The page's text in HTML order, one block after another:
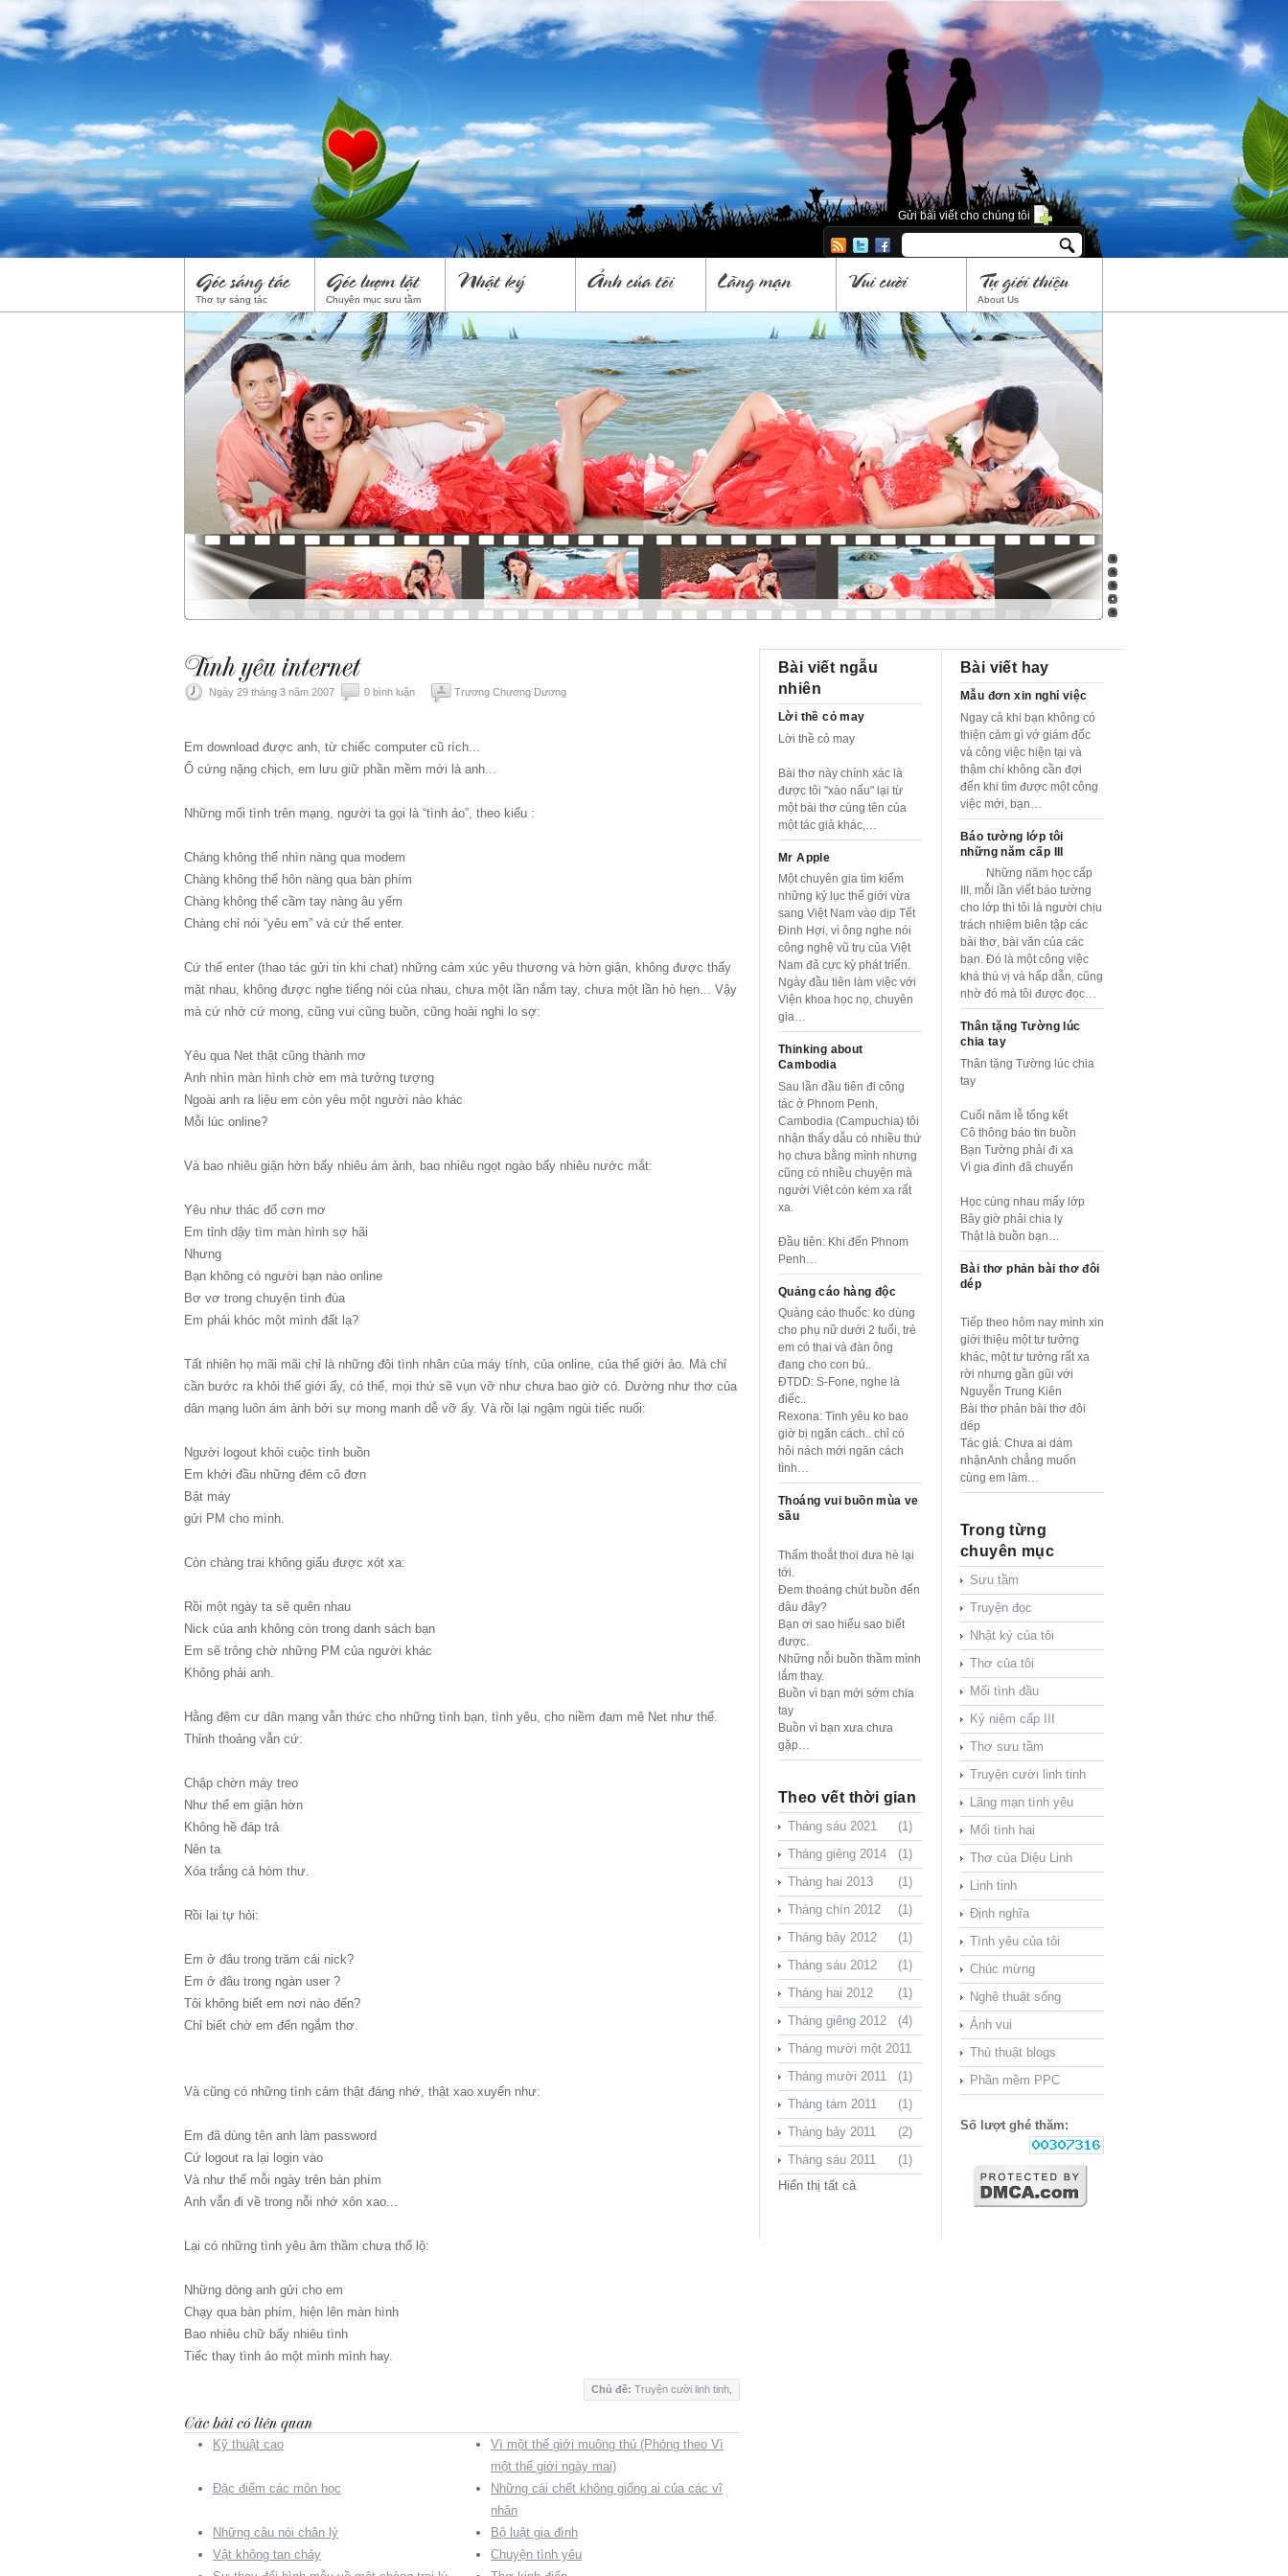
Thơ tự sáng tác Chuyên mục sưu tầm About Us
Gửi bài viết cho chúng tôi
Ngày 29 tháng 3 năm 2007 0 bình luận Trương Chương Dương
Em download được anh, từ chiếc computer cũ rích...
Ổ cứng nặng chịch, em lưu giữ phần mềm mới là anh...
Những mối tình trên mạng, người ta gọi là “tình ảo”, theo kiểu :
Chàng không thể nhìn nàng qua modem
Chàng không thể hôn nàng qua bàn phím
Chàng không thể cầm tay nàng âu yếm
Chàng chỉ nói “yêu em” và cứ thế enter.
Cứ thế enter (thao tác gửi tin khi chat) những cảm xúc yêu thương và hờn giận, không được thấy
mặt nhau, không được nghe tiếng nói của nhau, chưa một lần nắm tay, chưa một lần hò hẹn... Vậy
mà cứ nhớ cứ mong, cũng vui cũng buồn, cũng hoài nghi lo sợ:
Yêu qua Net thật cũng thành mơ
Anh nhìn màn hình chờ em mà tưởng tượng
Ngoài anh ra liệu em còn yêu một người nào khác
Mỗi lúc online?
Và bao nhiêu giận hờn bấy nhiêu ám ảnh, bao nhiêu ngọt ngào bấy nhiêu nước mắt:
Yêu như thác đổ cơn mơ
Em tỉnh dậy tìm màn hình sợ hãi
Nhưng
Bạn không có người bạn nào online
Bơ vơ trong chuyện tình đùa
Em phải khóc một mình đất lạ?
Tất nhiên họ mãi mãi chỉ là những đôi tình nhân của máy tính, của online, của thế giới ảo. Mà chỉ
cần bước ra khỏi thế giới ấy, có thể, mọi thứ sẽ vụn vỡ như chưa bao giờ có. Dường như thơ của
dân mạng luôn ám ảnh bởi sự mong manh dễ vỡ ấy. Và rồi lại ngậm ngùi tiếc nuối:
Người logout khỏi cuộc tình buồn
Em khởi đầu những đêm cô đơn
Bật máy
gửi PM cho mình.
Còn chàng trai không giấu được xót xa:
Rồi một ngày ta sẽ quên nhau
Nick của anh không còn trong danh sách bạn
Em sẽ trông chờ những PM của người khác
Không phải anh.
Hằng đêm cư dân mạng vẫn thức cho những tình bạn, tình yêu, cho niềm đam mê Net như thế.
Thỉnh thoảng vẫn cứ:
Chập chờn máy treo
Như thể em giận hờn
Không hề đáp trả
Nên ta
Xóa trắng cả hòm thư.
Rồi lại tự hỏi:
Em ở đâu trong trăm cái nick?
Em ở đâu trong ngàn user ?
Tôi không biết em nơi nào đến?
Chỉ biết chờ em đến ngắm thơ.
Và cũng có những tình cảm thật đáng nhớ, thật xao xuyến như:
Em đã dùng tên anh làm password
Cứ logout ra lại login vào
Và như thế mỗi ngày trên bàn phím
Anh vẫn đi về trong nỗi nhớ xôn xao...
Lại có những tình yêu âm thầm chưa thổ lộ:
Những dòng anh gửi cho em
Chạy qua bàn phím, hiện lên màn hình
Bao nhiêu chữ bấy nhiêu tình
Tiếc thay tình ảo một mình mình hay.
Chủ đề: Truyện cười linh tinh
Kỹ thuật cao
Vì một thế giới muông thú (Phỏng theo Vì
một thế giới ngày mai)
Đặc điểm các môn học
Những cái chết không giống ai của các vĩ
nhân
Những câu nói chân lý
Bộ luật gia đình
Vật không tan chảy
Chuyện tình yêu
Bài viết ngẫu
nhiên
Lời thề cỏ may
Lời thề cỏ may
Bài thơ này chính xác là
được tôi "xào nấu" lại từ
một bài thơ cùng tên của
một tác giả khác,…
Mr Apple
Một chuyên gia tìm kiếm
những kỷ lục thế giới vừa
sang Việt Nam vào dịp Tết
Đinh Hợi, vì ông nghe nói
công nghệ vũ trụ của Việt
Nam đã cực kỳ phát triển.
Ngày đầu tiên làm việc với
Viện khoa học nọ, chuyên
gia…
Thinking about
Cambodia
Sau lần đầu tiên đi công
tác ở Phnom Penh,
Cambodia (Campuchia) tôi
nhận thấy dẫu có nhiều thứ
họ chưa bằng mình nhưng
cũng có nhiều chuyện mà
người Việt còn kém xa rất
xa.
Đầu tiên: Khi đến Phnom
Penh…
Quảng cáo hàng độc
Quảng cáo thuốc: ko dùng
cho phụ nữ dưới 2 tuổi, trẻ
em có thai và đàn ông
đang cho con bú..
ĐTDD: S-Fone, nghe là
điếc..
Rexona: Tình yêu ko bao
giờ bị ngăn cách.. chỉ có
hôi nách mới ngăn cách
tình…
Thoáng vui buồn mùa ve
sầu
Thấm thoắt thoi đưa hè lại
tới.
Đem thoáng chút buồn đến
đâu đây?
Bạn ơi sao hiểu sao biết
được.
Những nỗi buồn thầm mình
lắm thay.
Buồn vì bạn mới sớm chia
tay
Buồn vì bạn xưa chưa
gặp…
Theo vết thời gian
Tháng sáu 2021
(1)
Tháng giêng 2014
(1)
Tháng hai 2013
(1)
Tháng chín 2012
(1)
Tháng bảy 2012
(1)
Tháng sáu 2012
(1)
Tháng hai 2012
(1)
Tháng giêng 2012
(4)
Tháng mười một 2011
(1)
Tháng mười 2011
(1)
Tháng tám 2011
(1)
Tháng bảy 2011
(2)
Tháng sáu 2011
(1)
Hiển thị tất cả
Bài viết hay
Mẫu đơn xin nghỉ việc
Ngay cả khi bạn không có
thiện cảm gì vớ giám đốc
và công việc hiện tại và
thậm chí không cần đợi
đến khi tìm được một công
việc mới, bạn…
Báo tường lớp tôi
những năm cấp III
Những năm học cấp
III, mỗi lần viết báo tường
cho lớp thì tôi là người chịu
trách nhiệm biên tập các
bài thơ, bài văn của các
bạn. Đó là một công việc
khá thú vị và hấp dẫn, cũng
nhờ đó mà tôi được đọc…
Thân tặng Tường lúc
chia tay
Thân tặng Tường lúc chia
tay
Cuối năm lễ tổng kết
Cô thông báo tin buồn
Bạn Tường phải đi xa
Vì gia đình đã chuyển
Học cùng nhau mấy lớp
Bây giờ phải chia ly
Thật là buồn bạn…
Bài thơ phản bài thơ đôi
dép
Tiếp theo hôm nay mình xin
giới thiệu một tư tưởng
khác, một tư tưởng rất xa
rời nhưng gần gũi với
Nguyễn Trung Kiên
Bài thơ phản bài thơ đôi
dép
Tác giả: Chưa ai dám
nhậnAnh chẳng muốn
cùng em làm…
Trong từng
chuyên mục
Sưu tầm
Truyện đọc
Nhật ký của tôi
Thơ của tôi
Mối tình đầu
Kỷ niệm cấp III
Thơ sưu tầm
Truyện cười linh tinh
Lãng mạn tình yêu
Mối tình hai
Thơ của Diệu Linh
Linh tinh
Định nghĩa
Tình yêu của tôi
Chúc mừng
Nghệ thuật sống
Ảnh vui
Thủ thuật blogs
Phần mềm PPC
Số lượt ghé thăm: